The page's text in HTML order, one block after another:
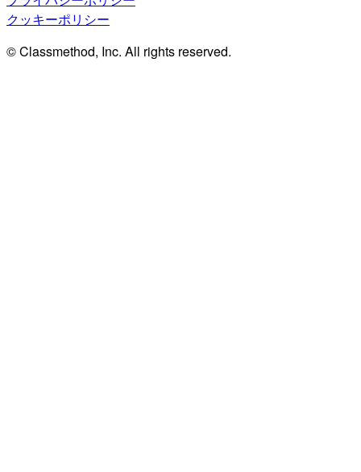
クッキーポリシー
© Classmethod, Inc. All rights reserved.